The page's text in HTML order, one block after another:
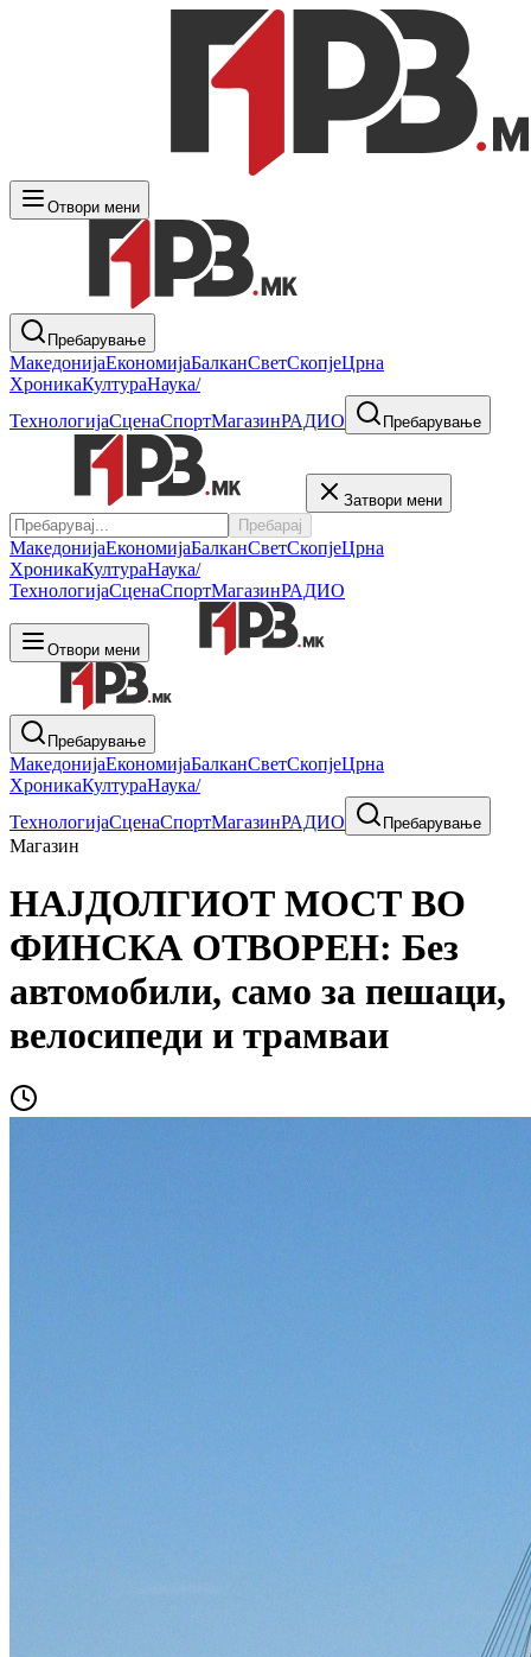
Отвори мени
Пребарување
МакедонијаЕкономијаБалканСветСкопјеЦрна
ХроникаКултураНаука/
ТехнологијаСценаСпортМагазинРАДИО Пребарување
Затвори мени
Пребарај
МакедонијаЕкономијаБалканСветСкопјеЦрна
ХроникаКултураНаука/
ТехнологијаСценаСпортМагазинРАДИО
Отвори мени
Пребарување
МакедонијаЕкономијаБалканСветСкопјеЦрна
ХроникаКултураНаука/
ТехнологијаСценаСпортМагазинРАДИО Пребарување
Магазин
НАЈДОЛГИОТ МОСТ ВО
ФИНСКА ОТВОРЕН: Без
автомобили, само за пешаци,
велосипеди и трамваи